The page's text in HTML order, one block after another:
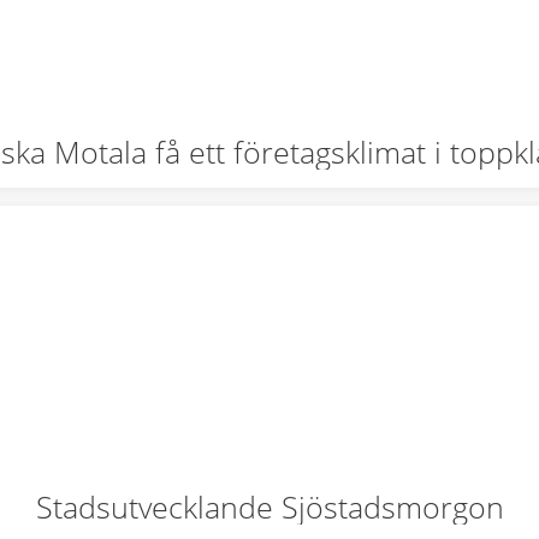
Motala få ett företagsklimat i
Stadsutvecklande Sjöstadsmorgon